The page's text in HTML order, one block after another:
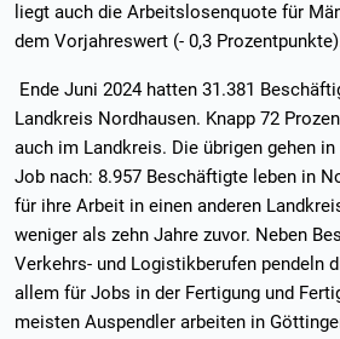
liegt auch die Arbeitslosenquote für
dem Vorjahreswert (- 0,3
Ende Juni 2024 hatten 31.381
Landkreis Nordhausen. Knapp 72
auch im Landkreis. Die übrigen gehen
Job nach: 8.957 Beschäftigte leben in
für ihre Arbeit in einen anderen
weniger als zehn Jahre zuvor. Neben
Verkehrs- und Logistikberufen pendeln
allem für Jobs in der Fertigung und
meisten Auspendler arbeiten in